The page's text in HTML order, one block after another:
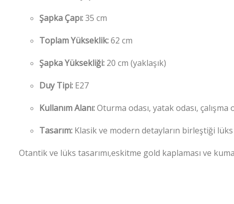
Şapka Çapı:35 cm
Toplam Yükseklik:62 cm
Şapka Yüksekliği: 20 cm (yaklaşık)
Duy Tipi: E27
Kullanım Alanı:Oturma odası, yatak odası, çalışma
Tasarım: Klasik ve modern detayların birleştiği
Otantik ve lüks tasarımı,eskitme gold kaplaması ve